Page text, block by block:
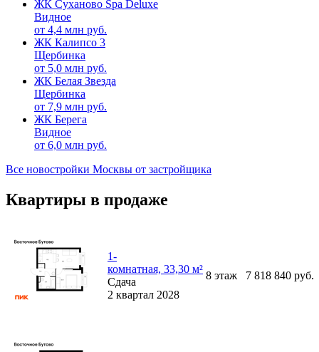
ЖК Суханово Spa Deluxe
Видное
от 4,4 млн руб.
ЖК Калипсо 3
Щербинка
от 5,0 млн руб.
ЖК Белая Звезда
Щербинка
от 7,9 млн руб.
ЖК Берега
Видное
от 6,0 млн руб.
Все новостройки Москвы от застройщика
Квартиры в продаже
1-
комнатная, 33,30 м²
Сдача
2 квартал 2028
8 этаж 7 818 840 руб.